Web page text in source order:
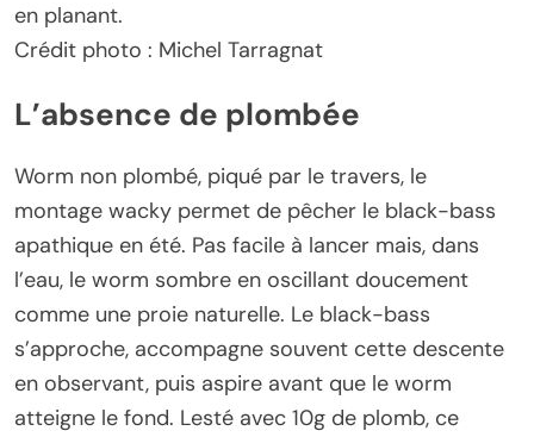
en planant.
Crédit photo : Michel Tarragnat
L’absence de plombée
Worm non plombé, piqué par le travers, le
montage wacky permet de pêcher le black-bass
apathique en été. Pas facile à lancer mais, dans
l’eau, le worm sombre en oscillant doucement
comme une proie naturelle. Le black-bass
s’approche, accompagne souvent cette descente
en observant, puis aspire avant que le worm
atteigne le fond. Lesté avec 10g de plomb, ce